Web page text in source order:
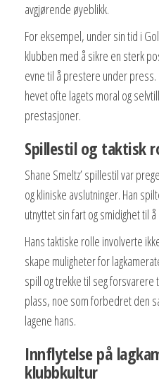
avgjørende øyeblikk.
For eksempel, under sin tid i
klubben med å sikre en sterk
evne til å prestere under
hevet ofte lagets moral og
prestasjoner.
Spillestil og taktisk
Shane Smeltz’ spillestil var
og kliniske avslutninger. Han
utnyttet sin fart og smidighet til
Hans taktiske rolle involverte
skape muligheter for
spill og trekke til seg
plass, noe som forbedret den
lagene hans.
Innflytelse på
klubbkultur